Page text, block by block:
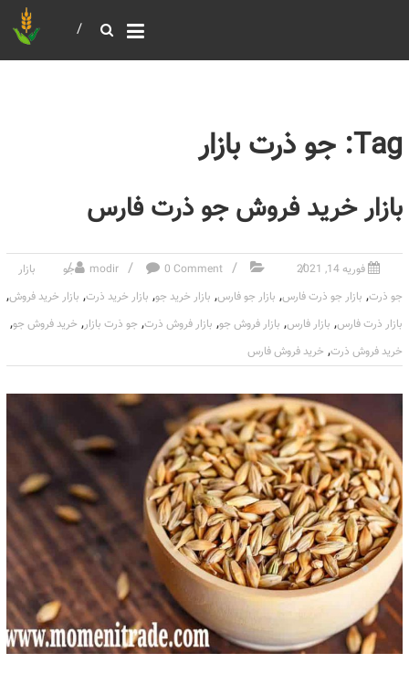
Tag: جو ذرت بازار
بازار خرید فروش جو ذرت فارس
فوریه 14, 2021 modir 0 Comment جو
بازار
جو ذرت, بازار جو ذرت فارس, بازار جو فارس, بازار خرید جو, بازار خرید ذرت, بازار خرید فروش,
بازار ذرت فارس, بازار فارس, بازار فروش جو, بازار فروش ذرت, جو ذرت بازار, خرید فروش جو,
خرید فروش ذرت, خرید فروش فارس